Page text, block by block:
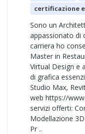
certificazione
Sono un
appassionato di
carriera ho
Master in
Virtual Design e
di grafica
Studio Max,
web https://
servizi offerti:
Modellazione
Pr ..